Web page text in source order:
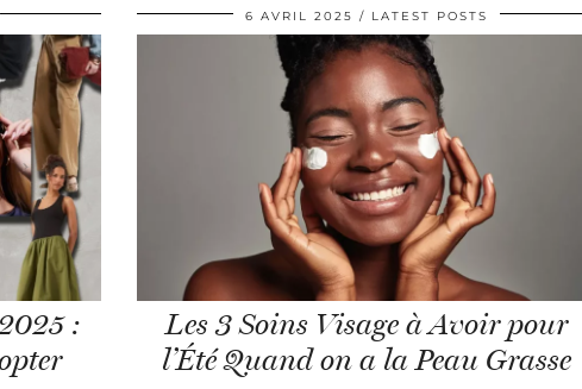
:
6 AVRIL 2025 LATEST POSTS
Les 3 Soins Visage à Avoir pour
l’Été Quand on a la Peau Grasse